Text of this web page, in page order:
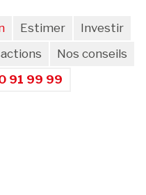
Estimer
Investir
Nos conseils
91 99 99